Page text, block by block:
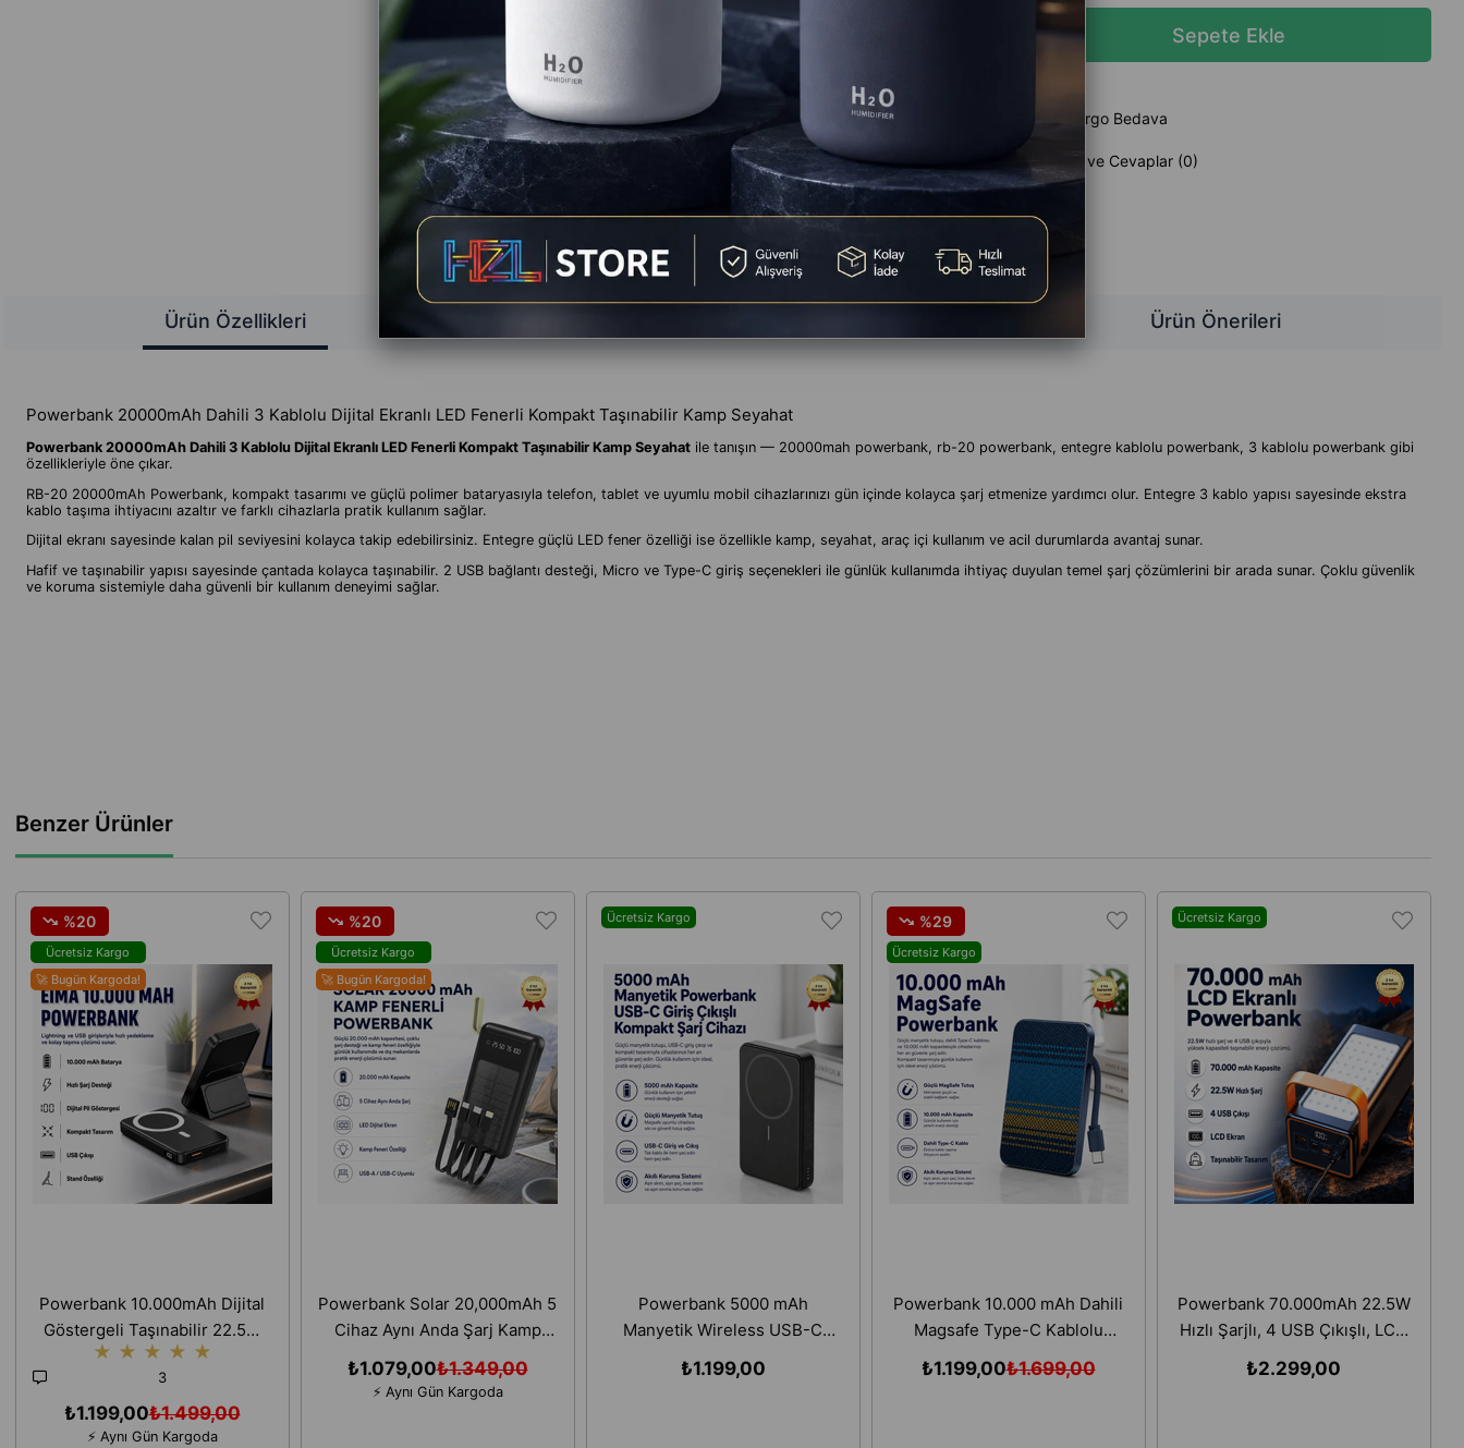
Kargo Bedava
Yorum Yaz Sorular (0) ve Cevaplar (0)
Ürün Özellikleri Ürün Önerileri
Powerbank 20000mAh Dahili 3 Kablolu Dijital Ekranlı LED Fenerli Kompakt Taşınabilir Kamp Seyahat
Powerbank 20000mAh Dahili 3 Kablolu Dijital Ekranlı LED Fenerli Kompakt Taşınabilir Kamp Seyahatile tanışın — 20000mah powerbank, rb-20 powerbank, entegre kablolu powerbank, 3 kablolu powerbank gibi
özellikleriyle öne çıkar.
RB-20 20000mAh Powerbank, kompakt tasarımı ve güçlü polimer bataryasıyla telefon, tablet ve uyumlu mobil cihazlarınızı gün içinde kolayca şarj etmenize yardımcı olur. Entegre 3 kablo yapısı sayesinde ekstra
kablo taşıma ihtiyacını azaltır ve farklı cihazlarla pratik kullanım sağlar.
Dijital ekranı sayesinde kalan pil seviyesini kolayca takip edebilirsiniz. Entegre güçlü LED fener özelliği ise özellikle kamp, seyahat, araç içi kullanım ve acil durumlarda avantaj sunar.
Hafif ve taşınabilir yapısı sayesinde çantada kolayca taşınabilir. 2 USB bağlantı desteği, Micro ve Type-C giriş seçenekleri ile günlük kullanımda ihtiyaç duyulan temel şarj çözümlerini bir arada sunar. Çoklu güvenlik
ve koruma sistemiyle daha güvenli bir kullanım deneyimi sağlar.
Benzer Ürünler
Powerbank 10.000mAh Dijital
Göstergeli Taşınabilir 22.5W
Hızlı Şarjlı Telefon Standlı
Taşınabilir Şarj Cihazı
★ ★ ★ ★ ★
3
₺1.199,00₺1.499,00
⚡ Aynı Gün Kargoda
%20
Ücretsiz Kargo
🚀 Bugün Kargoda!
Powerbank Solar 20,000mAh 5
Cihaz Aynı Anda Şarj Kamp
Fenerli Hızlı Şarj
₺1.079,00₺1.349,00
⚡ Aynı Gün Kargoda
%20
Ücretsiz Kargo
🚀 Bugün Kargoda!
Powerbank 5000 mAh
Manyetik Wireless USB-C
Giriş Çıkışlı Kompakt
Taşınabilir Şarj Cihazı
₺1.199,00
Ücretsiz Kargo
Powerbank 10.000 mAh Dahili
Magsafe Type-C Kablolu
Karbon Desenli Taşınabilir Şarj
Cihazı
₺1.199,00₺1.699,00
%29
Ücretsiz Kargo
Powerbank 70.000mAh 22.5W
Hızlı Şarjlı, 4 USB Çıkışlı, LCD
Ekranlı Taşınabilir Şarj Cihazı
₺2.299,00
Ücretsiz Kargo